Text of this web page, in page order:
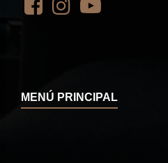
MENÚ PRINCIPAL